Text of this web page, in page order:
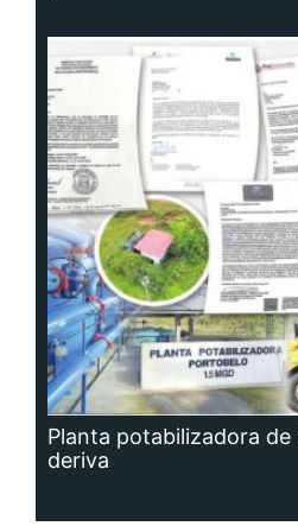
Planta potabilizadora de
deriva